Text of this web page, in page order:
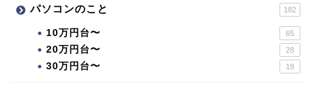
パソコンのこと 182
10万円台〜 65
20万円台〜 28
30万円台〜 19